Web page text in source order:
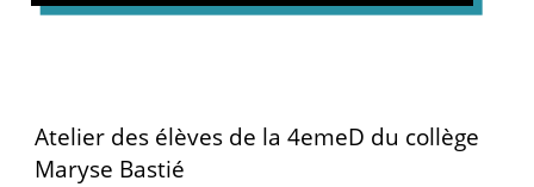
Atelier des élèves de la 4emeD du collège
Maryse Bastié